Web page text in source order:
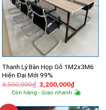
Thanh Lý Bàn Họp Gỗ 1M2x3M6
Hiện Đại Mới 99%
3,500,000₫ Giá
gốc
là:
3,200,000₫Giá
hiện
tại
Còn hàng - Giao nhanh